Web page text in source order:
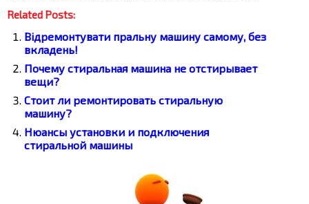
Related Posts:
Відремонтувати пральну машину самому, без
вкладень!
Почему стиральная машина не отстирывает
вещи?
Стоит ли ремонтировать стиральную
машину?
Нюансы установки и подключения
стиральной машины